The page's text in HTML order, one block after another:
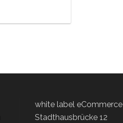
white label eCommerce
Stadthausbrücke 12